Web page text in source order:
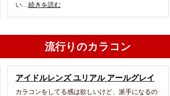
い…続きを読む
流行りのカラコン
アイドルレンズ ユリアル アールグレイ
カラコンをしてる感は欲しいけど、派手になるの